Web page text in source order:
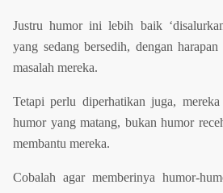
Justru humor ini lebih baik
yang sedang bersedih, dengan
masalah mereka.
Tetapi perlu diperhatikan juga,
humor yang matang, bukan humor
membantu mereka.
Cobalah agar memberinya humor-